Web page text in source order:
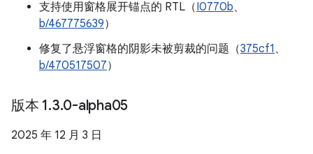
支持使用窗格展开锚点的 RTL（I0770b、
b/467775639）
修复了悬浮窗格的阴影未被剪裁的问题（375cf1 、
b/470517507）
版本 1.3.0-alpha05
2025 年 12 月 3 日